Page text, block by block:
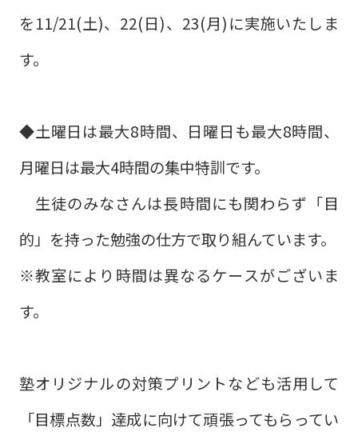
を11/21(土)、22(日)、23(月)に実施いたしま
す。
◆土曜日は最大8時間、日曜日も最大8時間、
月曜日は最大4時間の集中特訓です。
生徒のみなさんは長時間にも関わらず「目
的」を持った勉強の仕方で取り組んています。
※教室により時間は異なるケースがございま
す。
塾オリジナルの対策プリントなども活用して
「目標点数」達成に向けて頑張ってもらってい